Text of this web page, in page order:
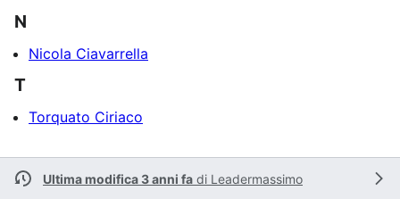
N
Nicola Ciavarrella
T
Torquato Ciriaco
Ultima modifica 3 anni fa di Leadermassimo